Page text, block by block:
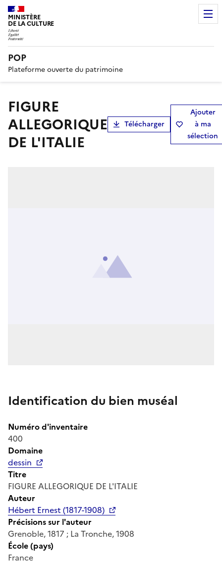
MINISTÈRE
DE LA CULTURE
POP
Plateforme ouverte du patrimoine
FIGURE
ALLEGORIQUE
DE L'ITALIE
Télécharger
Ajouter
à ma
sélection
Identification du bien muséal
Numéro d'inventaire
400
Domaine
dessin
Titre
FIGURE ALLEGORIQUE DE L'ITALIE
Auteur
Hébert Ernest (1817-1908)
Précisions sur l'auteur
Grenoble, 1817 ; La Tronche, 1908
École (pays)
France